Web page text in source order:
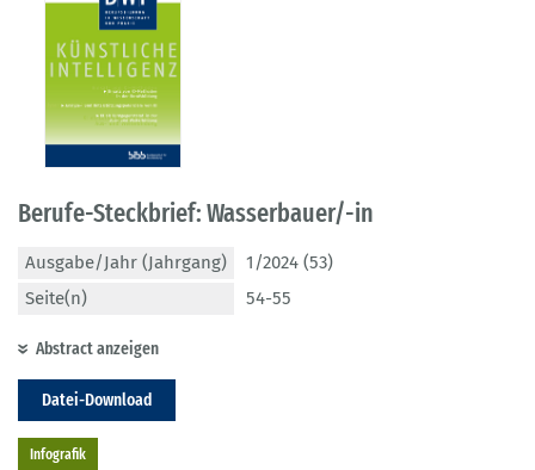
Berufe-Steckbrief: Wasserbauer/-in
Ausgabe/Jahr (Jahrgang)
1/2024 (53)
Seite(n)
54-55
Abstract anzeigen
Datei-Download
Infografik